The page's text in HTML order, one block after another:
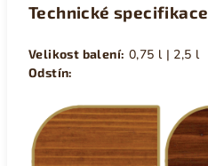
Technické specifikace
Velikost balení: 0,75 l | 2,5 l
Odstín: